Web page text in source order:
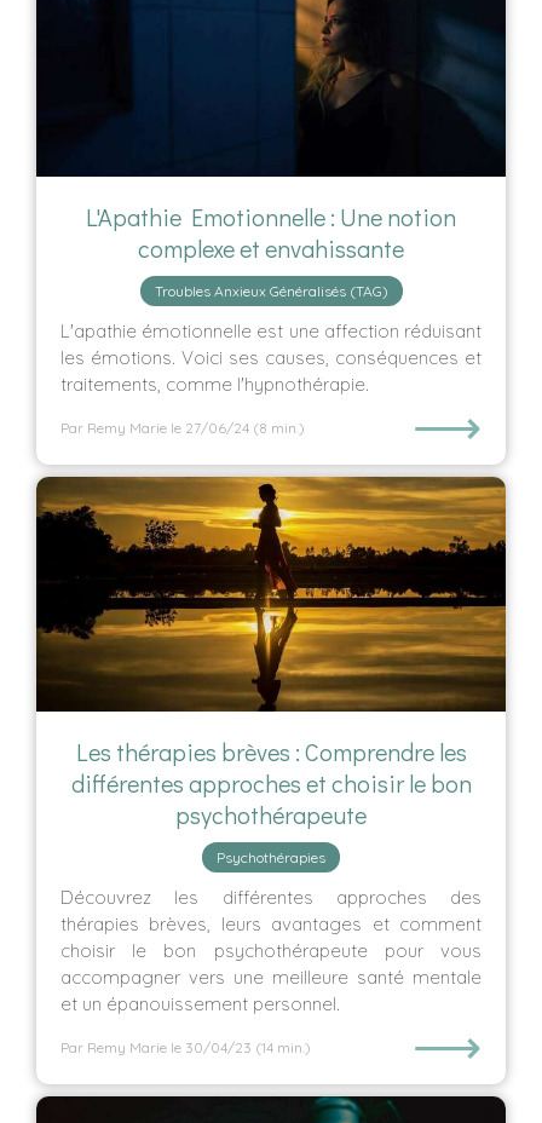
L'Apathie Emotionnelle : Une notion
complexe et envahissante
Troubles Anxieux Généralisés (TAG)
L'apathie émotionnelle est une affection réduisant
les émotions. Voici ses causes, conséquences et
traitements, comme l'hypnothérapie.
Par Remy Marie le 27/06/24 (8 min.) ⟶
Les thérapies brèves : Comprendre les
différentes approches et choisir le bon
psychothérapeute
Psychothérapies
Découvrez les différentes approches des
thérapies brèves, leurs avantages et comment
choisir le bon psychothérapeute pour vous
accompagner vers une meilleure santé mentale
et un épanouissement personnel.
Par Remy Marie le 30/04/23 (14 min.) ⟶